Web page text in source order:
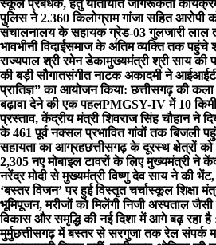
स्कूल प्रबंधक, हेतु यातायात जागरूकता
पुलिस ने 2.360 किलोग्राम गांजा सहित आरोपी
संचालनालय के सहायक ग्रेड-03 गुलजारी लाल
भावभीनी विदाईसमाज के अंतिम व्यक्ति तक पहुंचे
राज्यपाल श्री रमेन डेकामुख्यमंत्री श्री साय
की बड़ी सौगातसंगीत नाटक अकादमी ने
प्रातिज्ञ” का आयोजन किया: छत्तीसगढ़ की
बढ़ावा देने की एक पहलPMGSY-IV में 10
प्रस्ताव, केंद्रीय मंत्री शिवराज सिंह चौहान ने
के 461 पूर्व नक्सल प्रभावित गांवों तक बिजली
सहायता का आग्रहछत्तीसगढ़ के दूरस्थ क्षेत्रों
2,305 नए मोबाइल टावरों के लिए मुख्यमंत्री ने
नरेंद्र मोदी से मुख्यमंत्री विष्णु देव साय ने की
‘बस्तर विजन’ पर हुई विस्तृत चर्चास्कूल शिक्षा
भूमिपूजन, मरीजों को मिलेंगी निजी अस्पताल जैसी
विकास और समृद्धि की नई दिशा में आगे बढ़ रहा है :
मुर्मुछत्तीसगढ़ में बस्तर से सरगुजा तक रेल संपर्क